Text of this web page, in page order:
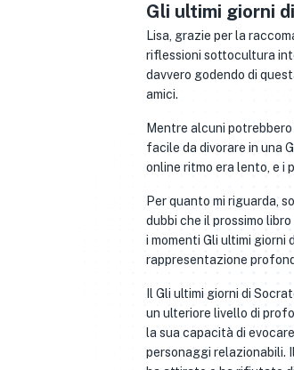
Gli ultimi giorni
Lisa, grazie per la
riflessioni sottocultura
davvero godendo di
amici.
Mentre alcuni
facile da divorare in una
online ritmo era lento, e i
Per quanto mi riguarda,
dubbi che il prossimo
i momenti Gli ultimi giorni
rappresentazione
Il Gli ultimi giorni di
un ulteriore livello di
la sua capacità di
personaggi relazionabili.